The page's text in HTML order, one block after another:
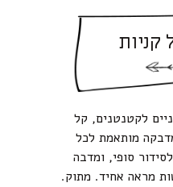
קניות
לקטנטנים, קל
מותאמת לכל
סופי, ומדבה
מראה אחיד. מתוק.